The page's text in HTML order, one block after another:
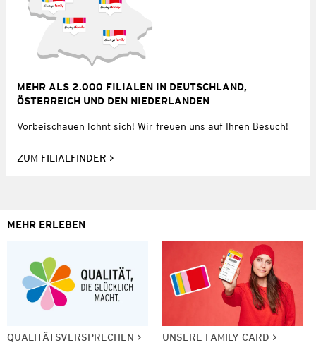
MEHR ALS 2.000 FILIALEN IN DEUTSCHLAND,
ÖSTERREICH UND DEN NIEDERLANDEN
Vorbeischauen lohnt sich! Wir freuen uns auf Ihren Besuch!
ZUM FILIALFINDER
MEHR ERLEBEN
QUALITÄTSVERSPRECHEN UNSERE FAMILY CARD